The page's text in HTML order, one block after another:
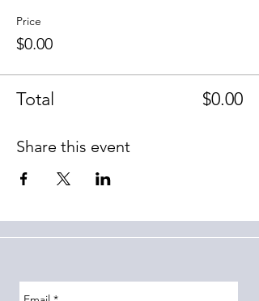
Price
$0.00
Total $0.00
Share this event